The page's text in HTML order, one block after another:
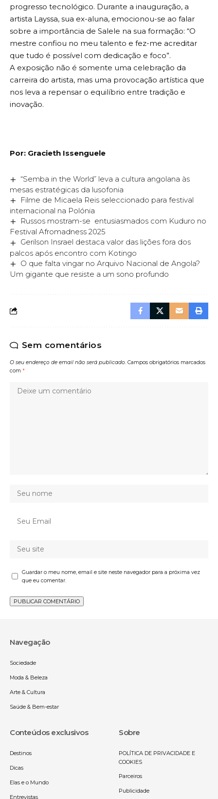
progresso tecnológico. Durante a inauguração, a
artista Layssa, sua ex-aluna, emocionou-se ao falar
sobre a importância de Salele na sua formação: “O
mestre confiou no meu talento e fez-me acreditar
que tudo é possível com dedicação e foco”.
A exposição não é somente uma celebração da
carreira do artista, mas uma provocação artística que
nos leva a repensar o equilíbrio entre tradição e
inovação.
Por: Gracieth Issenguele
“Semba in the World” leva a cultura angolana às
mesas estratégicas da lusofonia
Filme de Micaela Reis seleccionado para festival
internacional na Polónia
Russos mostram-se entusiasmados com Kuduro no
Festival Afromadness 2025
Gerilson Insrael destaca valor das lições fora dos
palcos após encontro com Kotingo
O que falta vingar no Arquivo Nacional de Angola?
Um gigante que resiste a um sono profundo
Sem comentários
O seu endereço de email não será publicado. Campos obrigatórios marcados
com *
Guardar o meu nome, email e site neste navegador para a próxima vez
que eu comentar.
Navegação
Sociedade
Moda & Beleza
Arte & Cultura
Saúde & Bem-estar
Conteúdos exclusivos
Destinos
Dicas
Elas e o Mundo
Entrevistas
Sobre
POLÍTICA DE PRIVACIDADE E
COOKIES
Parceiros
Publicidade